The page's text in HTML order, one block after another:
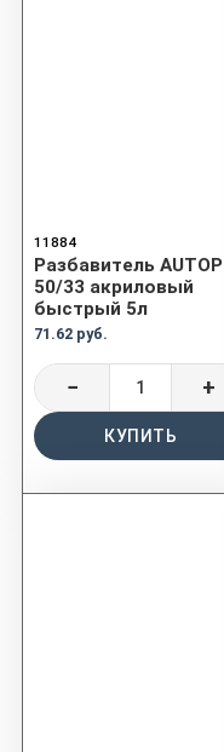
11884
Разбавитель AUTOP
50/33 акриловый
быстрый 5л
71.62 руб.
− +
КУПИТЬ